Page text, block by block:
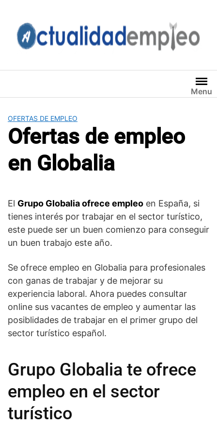
contenido
Menu
OFERTAS DE EMPLEO
Ofertas de empleo
en Globalia
El Grupo Globalia ofrece empleo en España, si
tienes interés por trabajar en el sector turístico,
este puede ser un buen comienzo para conseguir
un buen trabajo este año.
Se ofrece empleo en Globalia para profesionales
con ganas de trabajar y de mejorar su
experiencia laboral. Ahora puedes consultar
online sus vacantes de empleo y aumentar las
posiblidades de trabajar en el primer grupo del
sector turístico español.
Grupo Globalia te ofrece
empleo en el sector
turístico